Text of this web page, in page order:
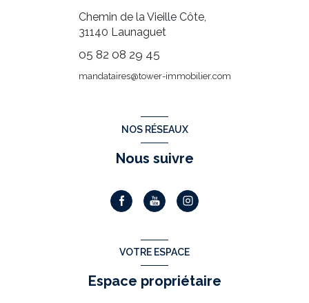
Chemin de la Vieille Côte,
31140 Launaguet
05 82 08 29 45
mandataires@tower-immobilier.com
NOS RÉSEAUX
Nous suivre
VOTRE ESPACE
Espace propriétaire